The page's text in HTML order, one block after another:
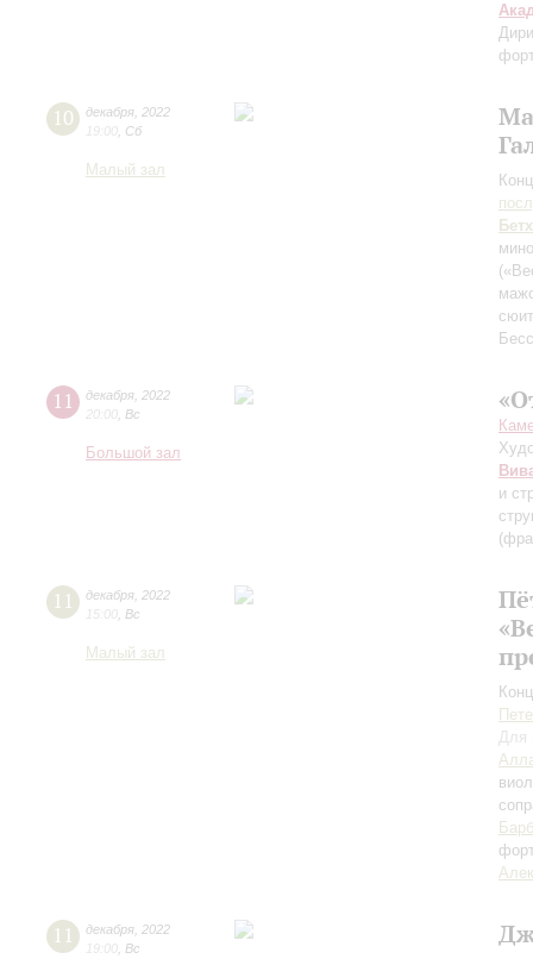
10 декабря 2022
19:00 Сб
Малый зал
11 декабря 2022
20:00 Вс
Большой зал
и
11 декабря 2022
15:00 Вс
Малый зал
Для
11 декабря 2022
19:00 Вс